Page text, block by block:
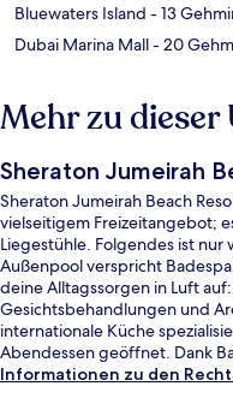
Bluewaters Island - 13
Dubai Marina Mall- 20
Mehr zu
Sheraton Jumeirah
Sheraton Jumeirah Beach
vielseitigem Freizeitangebot;
Liegestühle. Folgendes ist
Außenpool verspricht
deine Alltagssorgen in Luft
Gesichtsbehandlungen und
internationale Küche
Abendessen geöffnet. Dank
ausklingen lassen. Weitere
Informationen zu den